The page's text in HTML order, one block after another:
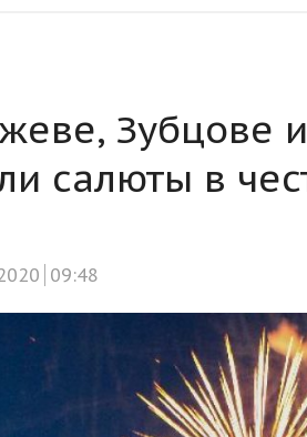
Зубцове
салюты в
09:48